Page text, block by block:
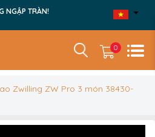
NGẬP TRÀN!
0
Zwilling ZW Pro 3 món 38430-